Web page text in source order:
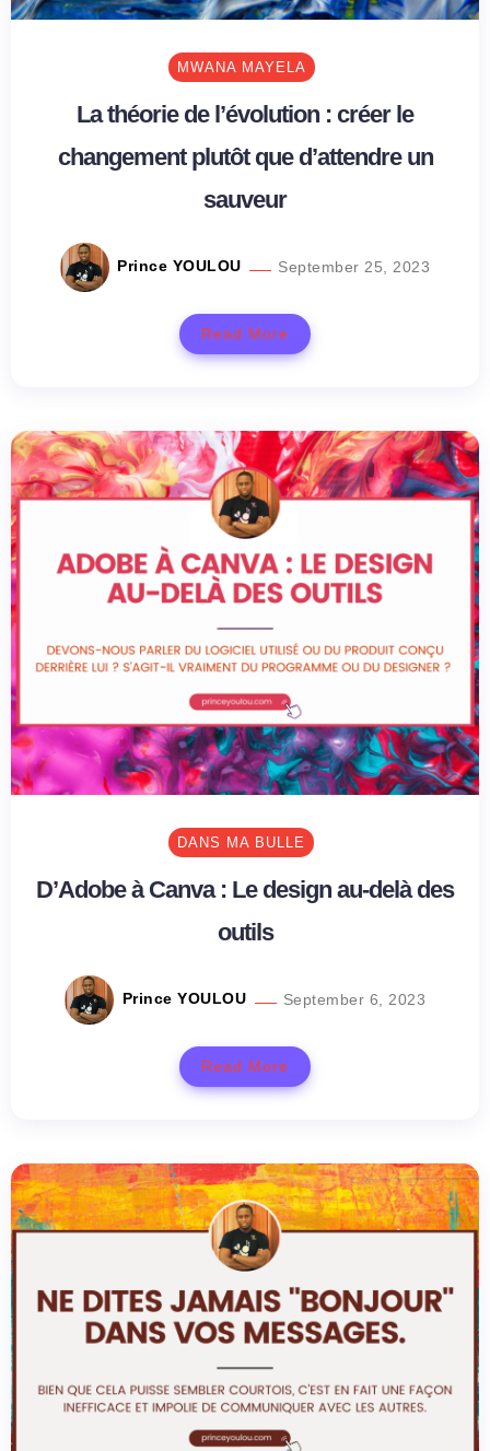
MWANA MAYELA
La théorie de l’évolution : créer le
changement plutôt que d’attendre un
sauveur
Prince YOULOU September 25, 2023
Read More
DANS MA BULLE
D’Adobe à Canva : Le design au-delà des
outils
Prince YOULOU September 6, 2023
Read More